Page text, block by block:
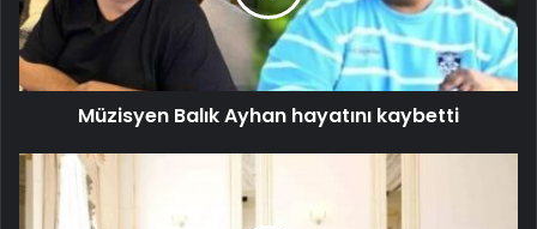
Müzisyen Balık Ayhan hayatını kaybetti